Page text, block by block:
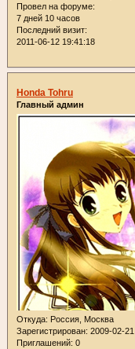
Провел на форуме:
7 дней 10 часов
Последний визит:
2011-06-12 19:41:18
Honda Tohru
Главный админ
Откуда: Россия, Москва
Зарегистрирован: 2009-02-21
Приглашений: 0